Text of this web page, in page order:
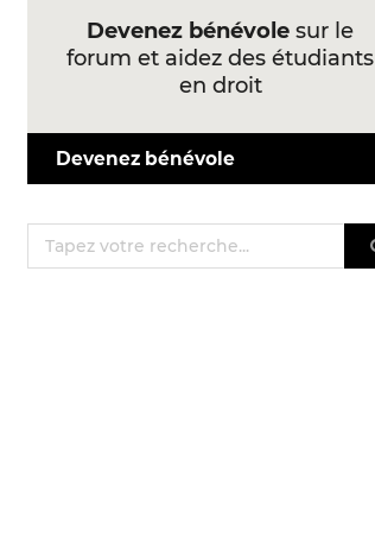
Devenez bénévole sur le
forum et aidez des étudiants
en droit
Devenez bénévole